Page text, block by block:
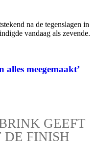
na de tegenslagen in
vandaag als zevende.
alles meegemaakt’
GEEFT
DE FINISH